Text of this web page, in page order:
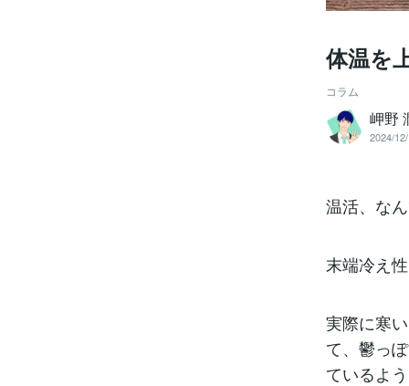
体温を
コラム
岬野
2024/
温活、な
末端冷え
実際に寒
て、鬱っ
ているよう